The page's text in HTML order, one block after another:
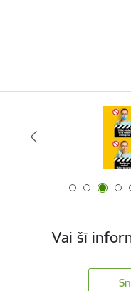
Vai šī